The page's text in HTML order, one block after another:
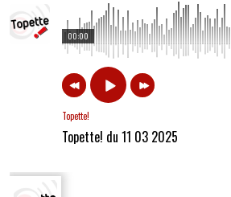
00:00
Topette!
Topette! du 11 03 2025